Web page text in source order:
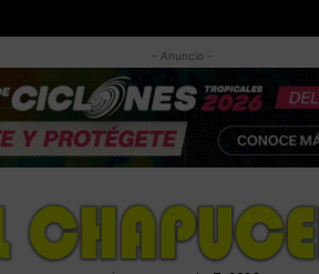
- Anuncio -